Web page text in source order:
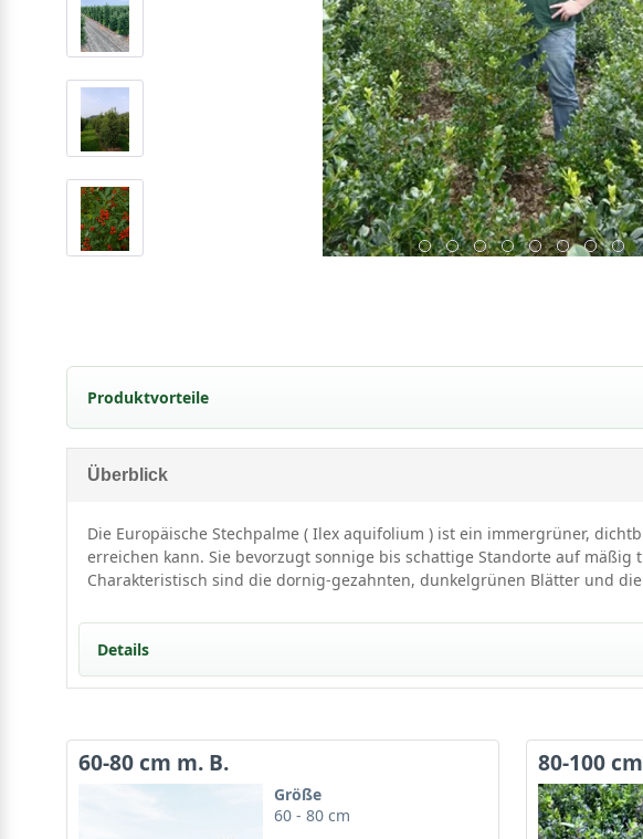
Produktvorteile
standorttolerant
schnittverträglich
trockenheitsresistent
undurchdringliche Hecke (sticht)
gut frosthart und windfest
verträgt keine Staunässe
langsamwüchsig
Überblick
Die Europäische Stechpalme ( Ilex aquifolium ) ist ein immergrüner,
erreichen kann. Sie bevorzugt sonnige bis schattige Standorte auf
Charakteristisch sind die dornig-gezahnten, dunkelgrünen Blätter und
Details
Detaillierte Informationen Europäische Stechpalme / Ilex
Ilex aquifolium
sieht durch seine spitz-kegelförmige bis breit-
äußerst zierend aus. Das dunkelgrüne Laub in Kombination mit den
robust und äußerst standorttolerant. Zusätzlich ist sie besonders
60-80 cm m. B.
Größe
60 - 80 cm
80-100